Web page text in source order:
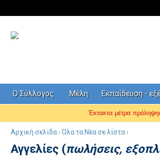
Ο Σύλλογος Μέλη Εκπαίδευση -
Έκτακτα μέτρα
Αρχική σελίδα ›Όλα τα Νέα σε λίστα ›
Αγγελίες (πωλήσεις,